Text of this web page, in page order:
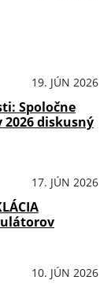
19. JÚN 2026
Spoločne
diskusný
17. JÚN 2026
10. JÚN 2026